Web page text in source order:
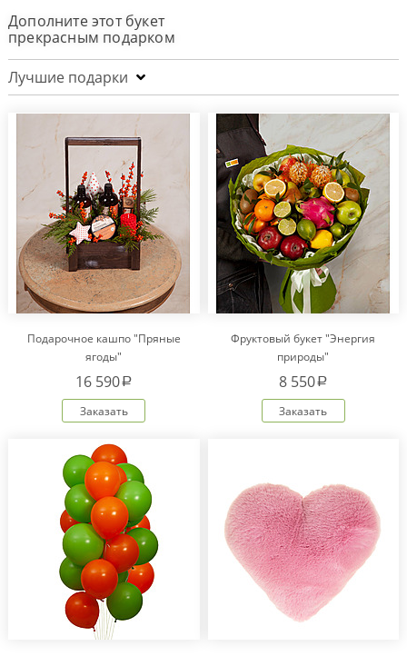
Change
language
Дополните этот букет
прекрасным подарком
Лучшие подарки
Подарочное кашпо "Пряные
ягоды"
16 590a
Заказать
Фруктовый букет "Энергия
природы"
8 550a
Заказать